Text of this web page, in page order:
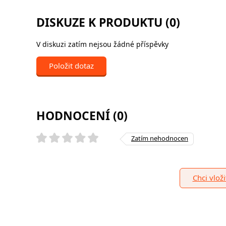
DISKUZE K PRODUKTU (0)
V diskuzi zatím nejsou žádné příspěvky
Položit dotaz
HODNOCENÍ (0)
Zatím nehodnocen
Chci